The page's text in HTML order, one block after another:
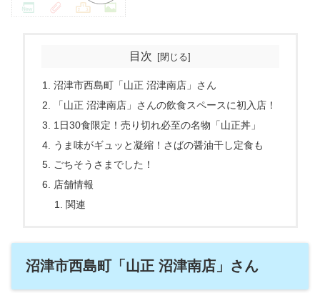
目次
沼津市西島町「山正 沼津南店」さん
「山正 沼津南店」さんの飲食スペースに初入店！
1日30食限定！売り切れ必至の名物「山正丼」
うま味がギュッと凝縮！さばの醤油干し定食も
ごちそうさまでした！
店舗情報
関連
沼津市西島町「山正 沼津南店」さん